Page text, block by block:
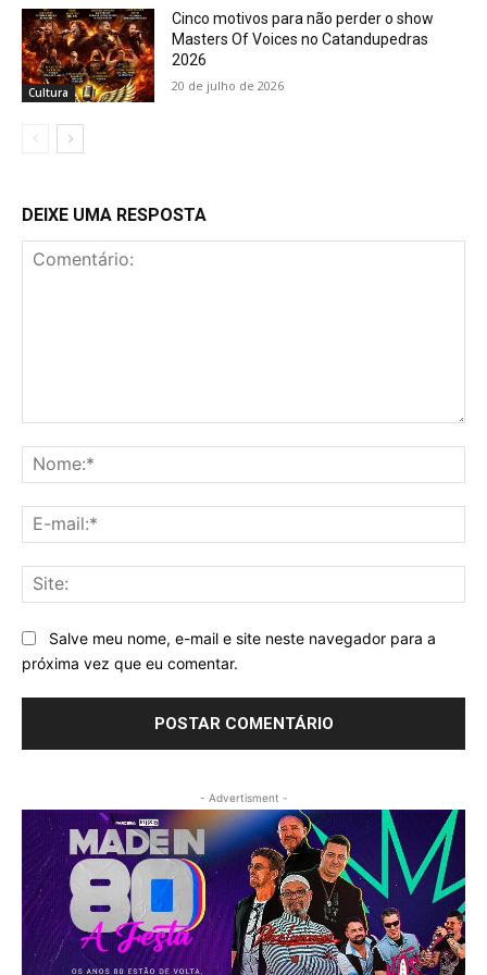
Cultura
Cinco motivos para não perder o show
Masters Of Voices no Catandupedras
2026
20 de julho de 2026
DEIXE UMA RESPOSTA
Salve meu nome, e-mail e site neste navegador para a
próxima vez que eu comentar.
- Advertisment -